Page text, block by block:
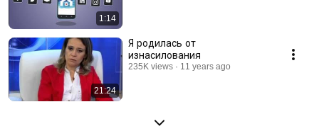
1:14
21:24
Я родилась от
изнасилования
235K views 11 years ago